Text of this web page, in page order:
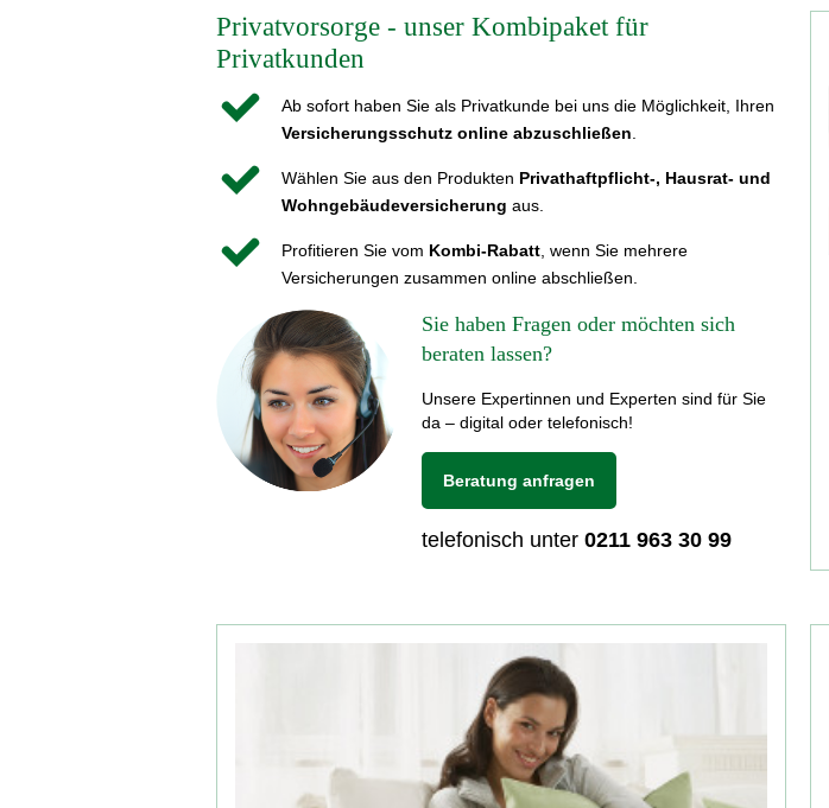
Privatvorsorge - unser Kombipaket für
Privatkunden
Ab sofort haben Sie als Privatkunde bei uns die Möglichkeit, Ihren
Versicherungsschutz online abzuschließen
Wählen Sie aus den Produkten Privathaftpflicht-, Hausrat- und
Wohngebäudeversicherung aus.
Profitieren Sie vom Kombi-Rabatt , wenn Sie mehrere
Versicherungen zusammen online abschließen.
Sie haben Fragen oder möchten sich
beraten lassen?
Unsere Expertinnen und Experten sind für Sie
da – digital oder telefonisch!
Beratung anfragen
telefonisch unter0211 963 30 99